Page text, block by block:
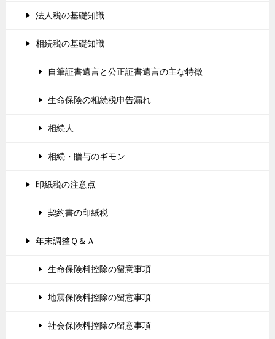
法人税の基礎知識
相続税の基礎知識
自筆証書遺言と公正証書遺言の主な特徴
生命保険の相続税申告漏れ
相続人
相続・贈与のギモン
印紙税の注意点
契約書の印紙税
年末調整Ｑ＆Ａ
生命保険料控除の留意事項
地震保険料控除の留意事項
社会保険料控除の留意事項